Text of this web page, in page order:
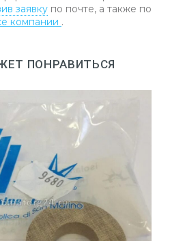
заявку по почте, а также по
компании .
ПОНРАВИТЬСЯ